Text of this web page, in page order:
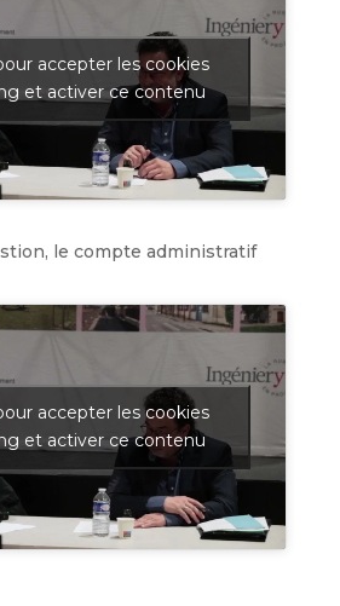
accepter les cookies
et activer ce contenu
le compte administratif
accepter les cookies
et activer ce contenu